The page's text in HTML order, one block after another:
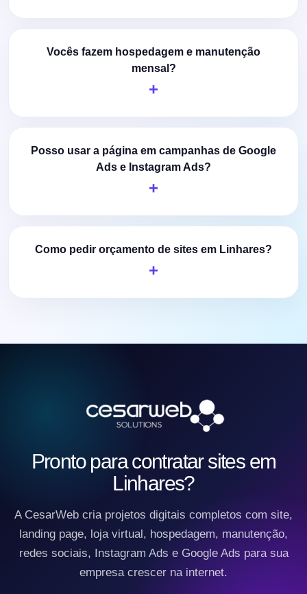
Vocês fazem hospedagem e manutenção
mensal?
Posso usar a página em campanhas de Google
Ads e Instagram Ads?
Como pedir orçamento de sites em Linhares?
Pronto para contratar sites em
Linhares?
A CesarWeb cria projetos digitais completos com site,
landing page, loja virtual, hospedagem, manutenção,
redes sociais, Instagram Ads e Google Ads para sua
empresa crescer na internet.